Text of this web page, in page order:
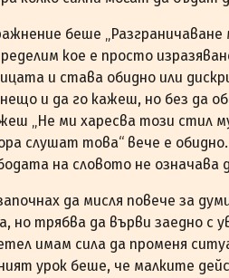
беше „Разграничаване
кое е просто
и става обидно или
и да го кажеш, но без да
„Не ми харесва този стил
слушат това“ вече е
на словото не означава
да мисля повече за
но трябва да върви заедно с
имам сила да променя
урок беше, че малките